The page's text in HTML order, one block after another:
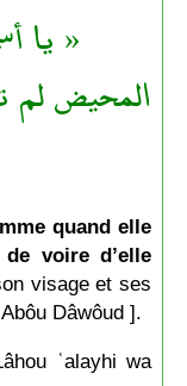
« يا
المحيض لم
quand elle
voire d’elle
visage et ses
Dâwôud ].
ʿalayhi wa